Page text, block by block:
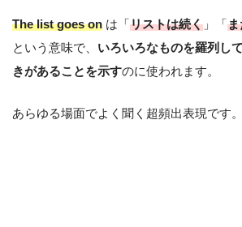
The list goes on は「リストは続く 」「ま
という意味で、 いろいろなものを羅列し
きがあることを示すのに使われます。
あらゆる場面でよく聞く超頻出表現です。